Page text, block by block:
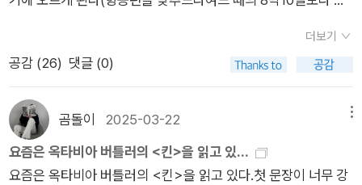
그 행동의 주체를 수용하고, 그의 입장이 되어보고, 그와 자신을
동일시한다는 것을 의미한다. (301-302)-그러므로 이성과 다른
도구로, 혹은 카리스마 넘치는 지도력을 앞세워 우리를 설득하려
지를 다른 사람에게 위임할 때에는 신중에 신중을 기할 필요가 있
다. 진짜 선각자와 가짜 선각자를 구별하기란 어렵기 때문에 모든
선각자를 의심의 눈으로 보는 것이 좋다. 그들의 주장을 일단 거
부하는 것이 좋다. 그것의 단순성과 눈부심이 우리를 들뜨게 한다
신, 과거에 어떤 일이 있었는지 잊지 않는 것부터 시작해야 할 것
에 대해서 아쉬운 점은 딱 한 가지다. 책에 자주 등장하는 수용소
와 관련된 용어들에 대한 정리가 맨앞이나 뒤에 있었으면 더 좋았
을 것 같다는 것이다. 책에서는 용어가 최초에 등장할 때 설명을
붙인 뒤에는 따로 주를 달지 않았는데, 뒤로 갈수록 기억은 안 나
고 그 용어에 대한 설명이 어디에 있었는지 찾지 못해 이해가 어
려운 경우가 종종 있었다. 물론 이것은 내가 너무 띄엄띄엄 책을
읽어 기억이 희미해진 탓도 있겠지만...나로서는 이 책의 전체를
조망할 수 있는 글을 쓰기에는 역부족이다. 이 책이 품고 있는 가
그렇기 때문에 나중에 그 이야기를 하기 위해, 똑똑히 목격하기
위해 살아남겠다는 의지를 가져야 한다. 우리의 생존을 위해서는
최소한 문명의 골격, 골조, 틀만이라도 지키기 위해 최선을 다해
야 한다. 우리가 노예일지라도, 아무런 권리도 없을지라도, 갖은
수모를 겪고 죽을 것이 확실할지라도, 우리에게 한 가지 능력만은
남아있다. 마지막 남은 것이기 때문에 온 힘을 다해 지켜내야 한
다. 그 능력이란 바로 그들에게 동의하지 않는 것이다. -p58
닥의 바닥인 생활 속에서 인간이길 포기하지 않았고, 인간에 대한
애정도 함께 포기하지 않았으며, 증언하기 위해 살아남고자 했던
한 사람을 통해, '세계 어느 곳에서든지, 인간의 기본적인 자유와
평등을 부정하는 것을 용납하기 시작하면, 결국은 수용소 체제를
향해 가게 된다. 이것은 막기 힘든 과정이다(pp285, 독자에게 답
다. 이러한 민족주의가 강해질수록 자기 민족 또는 국가의 우수성
을 강조하는 일이 많아지게 되었고 그 이외의 집단을 무시하거나
복속시키려는 일도 많아지게 되었다. 이러한 복속의 과정 중에는
주종 관계로서 자신의 국가에 공물을 바치는 행위부터 전쟁을 통
한 식민지화, 노예화하는 것까지 다양한 모습을 띠었다. 이러한
차별적인 조치 안에는 어떤 집단이나 민족이 가진 강인한 육체와
정신은 신이 자신들에게만 부여한 특권이라는 환상이 있었다. 또
이라고 하는지 들어보자구.' '엘리 엘리 라마 사박타니.' '저 자가
엘리야를 부르는군.' 우리가 이해할 수 있는 한계는 여기 까지라
형성하게 된다. 깊은 반성이 없기에 즉흥적인 사과와 도발이지루
하게반복된다. 하지만그 행위의 본질을 이해한다면 이런 지루한
도발과 사과의 세레모니는 의미가 없게 된다. 저자는 그 점을 너
무나 잘 이해하고 있다. 도발과 사과의 기록이 지속되는한 희생자
의 고통은 아무런 의미가 없다는 것이다. 아마도 그렇기에 저자는
었는데 어제는 폴란드 최대 관광지 두곳을 방문하는 날이었다. 유
네스코 세계문화유산이라는 비엘리츠카의 소금광산, 그리고 아
맞추어 도착해서 영어 가이드의 안내를 받으며 둘러보았다(거의
2시간이 소요됐다). 역사적 의미가 있는 광산이겠거니 했는데 예
상보다 훨씬 규모도 크고 내부시설도 잘돼 있어서 놀랐다. 지하1
더보기
공감 (26) 댓글 (0)
곰돌이 2025-03-22
요즘은 옥타비아 버틀러의 <킨>을 읽고 있...
요즘은 옥타비아 버틀러의 <킨>을 읽고 있다.첫 문장이 너무 강